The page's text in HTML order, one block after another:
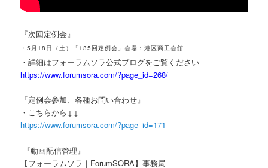
『次回定例会』
・5月18日（土）「135回定例会」会場：港区商工会館
・詳細はフォーラムソラ公式ブログをご覧ください
https://www.forumsora.com/?page_id=268/
『定例会参加、各種お問い合わせ』
・こちらから↓↓
https://www.forumsora.com/?page_id=171
『動画配信管理』
【フォーラムソラ｜ForumSORA】事務局